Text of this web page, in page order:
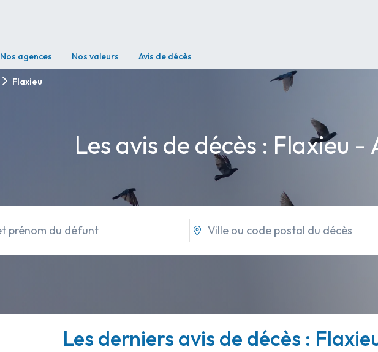
Nos agences Nos valeurs Avis de décès
Flaxieu
Les avis de décès : Flaxieu -
Les derniers avis de décès :